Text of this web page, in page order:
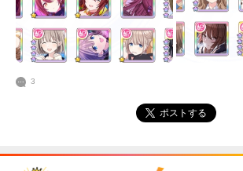
3
ポストする